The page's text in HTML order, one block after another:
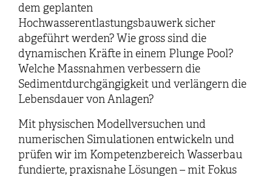
dem geplanten
Hochwasserentlastungsbauwerk sicher
abgeführt werden? Wie gross sind die
dynamischen Kräfte in einem Plunge Pool?
Welche Massnahmen verbessern die
Sedimentdurchgängigkeit und verlängern die
Lebensdauer von Anlagen?
Mit physischen Modellversuchen und
numerischen Simulationen entwickeln und
prüfen wir im Kompetenzbereich Wasserbau
fundierte, praxisnahe Lösungen – mit Fokus